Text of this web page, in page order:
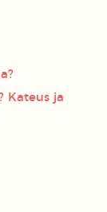
Kateus ja